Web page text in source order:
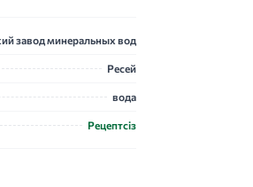
завод минеральных вод
Ресей
вода
Рецептсіз